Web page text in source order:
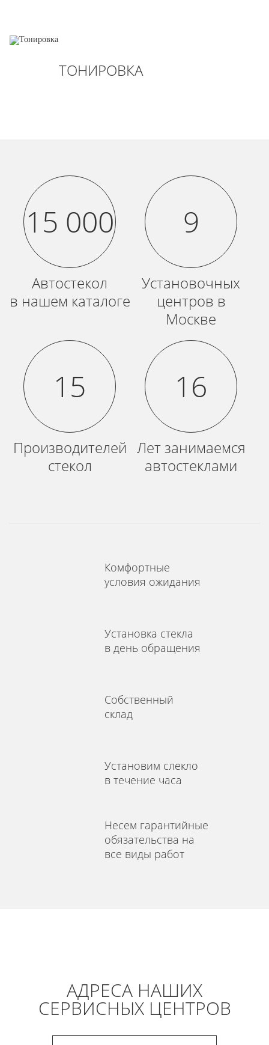
ТОНИРОВКА
15 000
Автостекол
в нашем каталоге
9
Установочных
центров в
Москве
15
Производителей
стекол
16
Лет занимаемся
автостеклами
Комфортные
условия ожидания
Установка стекла
в день обращения
Собственный
склад
Установим слекло
в течение часа
Несем гарантийные
обязательства на
все виды работ
АДРЕСА НАШИХ
СЕРВИСНЫХ ЦЕНТРОВ